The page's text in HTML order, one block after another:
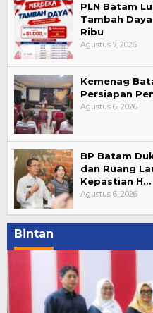
PLN Batam
Tambah
Ribu
Agustus 7, 2026
Kemenag
Persiapan
Agustus 6, 2026
BP Batam
dan Ruang
Kepastian H…
Agustus 6, 2026
Bintan